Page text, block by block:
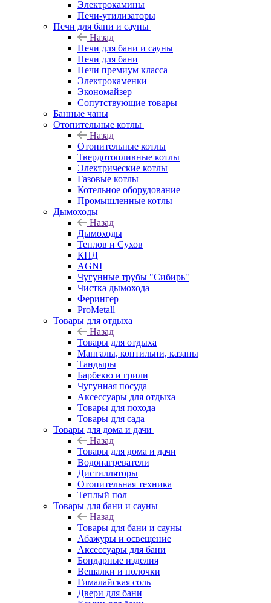
Электрокамины
Печи-утилизаторы
Печи для бани и сауны
Назад
Печи для бани и сауны
Печи для бани
Печи премиум класса
Электрокаменки
Экономайзер
Сопутствующие товары
Банные чаны
Отопительные котлы
Назад
Отопительные котлы
Твердотопливные котлы
Электрические котлы
Газовые котлы
Котельное оборудование
Промышленные котлы
Дымоходы
Назад
Дымоходы
Теплов и Сухов
КПД
AGNI
Чугунные трубы "Сибирь"
Чистка дымохода
Ферингер
ProMetall
Товары для отдыха
Назад
Товары для отдыха
Мангалы, коптильни, казаны
Тандыры
Барбекю и грили
Чугунная посуда
Аксессуары для отдыха
Товары для похода
Товары для сада
Товары для дома и дачи
Назад
Товары для дома и дачи
Водонагреватели
Дистилляторы
Отопительная техника
Теплый пол
Товары для бани и сауны
Назад
Товары для бани и сауны
Абажуры и освещение
Аксессуары для бани
Бондарные изделия
Вешалки и полочки
Гималайская соль
Двери для бани